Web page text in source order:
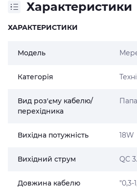
Характеристики
ХАРАКТЕРИСТИКИ
Модель
Категорія
Вид роз'єму кабелю/
перехідника
Вихідна потужність 18W
Вихідний струм QC
Довжина кабелю "0,3-